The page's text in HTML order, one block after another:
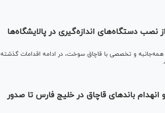
نصب دستگاه‌های اندازه‌گیری در پالایشگاه‌ها
و تخصصی با قاچاق سوخت، در ادامه اقدامات گذشته
باند‌های قاچاق در خلیج فارس تا صدور